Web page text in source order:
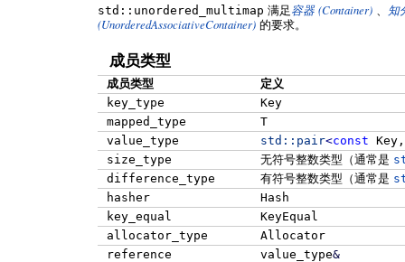
std::unordered_multimap 满足 容器 (Container) 知
(UnorderedAssociativeContainer) 的要求。
成员类型
成员类型
定义
key_type
Key
mapped_type
T
value_type
std:: pair<const
size_type
无符号整数类型（通常是
difference_type
有符号整数类型（通常是
hasher
Hash
key_equal
KeyEqual
allocator_type
Allocator
reference
value_type&